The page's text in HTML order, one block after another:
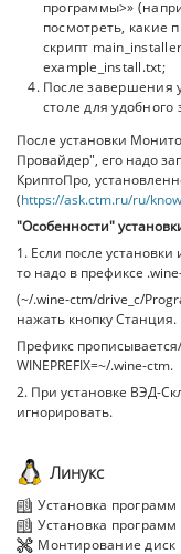
программы>»
посмотреть, какие
скрипт
example_install.txt;
После завершения
столе для удобного
После установки
Провайдер", его надо
КриптоПро,
(https://ask.ctm.ru/ru/
"Особенности"
1. Если после установки
то надо в префиксе
(~/.wine-ctm/drive_c/
нажать кнопку Станция.
Префикс
WINEPREFIX=~/.wine-ctm.
2. При установке ВЭД-
игнорировать.
Линукс
Установка программ
Установка
Монтирование диск